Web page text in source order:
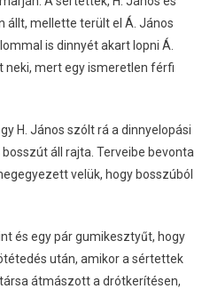
állt, mellette terült el Á. János
is dinnyét akart lopni Á.
neki, mert egy ismeretlen férfi
H. János szólt rá a dinnyelopási
áll rajta. Terveibe bevonta
velük, hogy bosszúból
és egy pár gumikesztyűt, hogy
után, amikor a sértettek
átmászott a drótkerítésen,